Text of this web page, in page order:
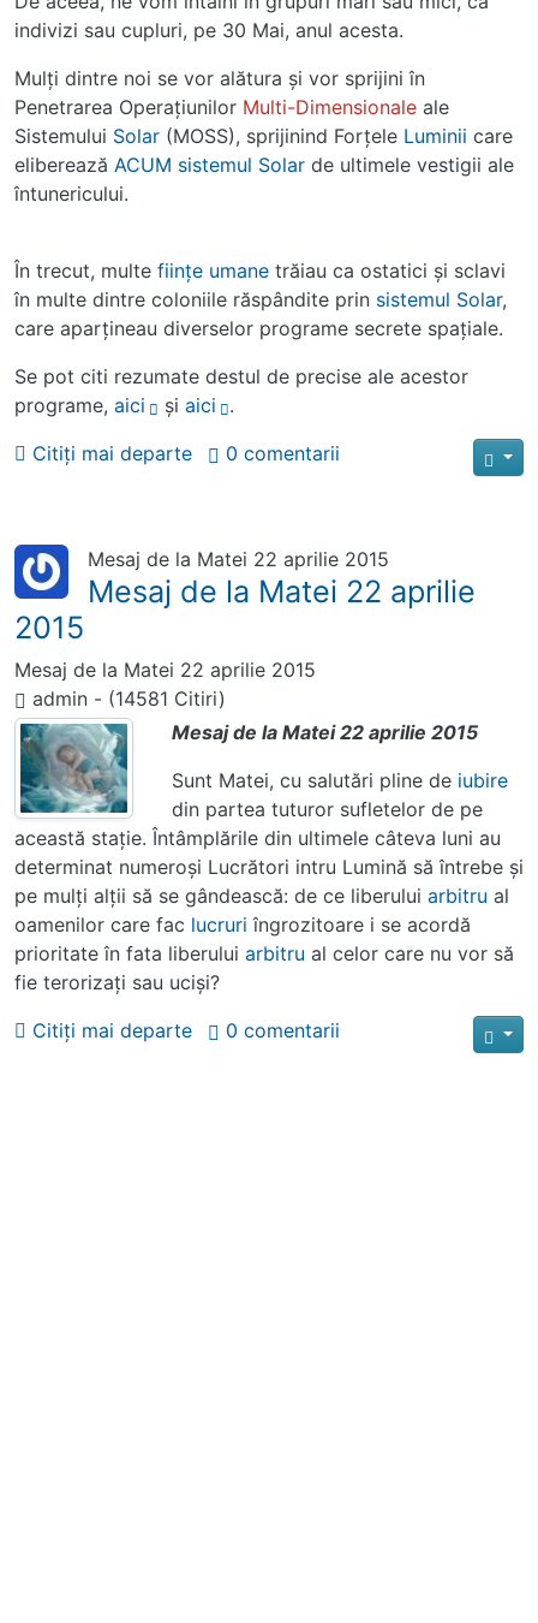
indivizi sau cupluri, pe 30 Mai, anul acesta.
Mulţi dintre noi se vor alătura şi vor sprijini în
Penetrarea Operaţiunilor Multi-Dimensionale ale
Sistemului Solar (MOSS), sprijinind Forţele Luminii care
eliberează ACUM sistemul Solar de ultimele vestigii ale
întunericului.
În trecut, multe fiinţe umane trăiau ca ostatici şi sclavi
în multe dintre coloniile răspândite prin sistemul Solar,
care aparţineau diverselor programe secrete spaţiale.
Se pot citi rezumate destul de precise ale acestor
programe, aici şiaici
.
Citiți mai departe
0 comentarii
Mesaj de la Matei 22 aprilie 2015
Mesaj de la Matei 22 aprilie
2015
Mesaj de la Matei 22 aprilie 2015
admin - (14581 Citiri)
Mesaj de la Matei 22 aprilie 2015
Sunt Matei, cu salutări pline de iubire
din partea tuturor sufletelor de pe
această staţie. Întâmplările din ultimele câteva luni au
determinat numeroşi Lucrători intru Lumină să întrebe şi
pe mulţi alţii să se gândească: de ce liberului arbitru al
oamenilor care fac lucruri îngrozitoare i se acordă
prioritate în fata liberului arbitru al celor care nu vor să
fie terorizaţi sau ucişi?
Citiți mai departe
0 comentarii